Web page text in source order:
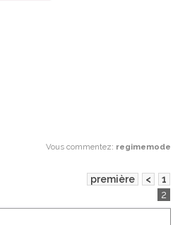
Vous commentez: regimemode
première <
1
2